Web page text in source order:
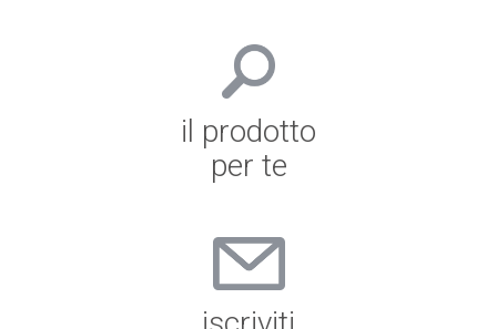
il prodotto
per te